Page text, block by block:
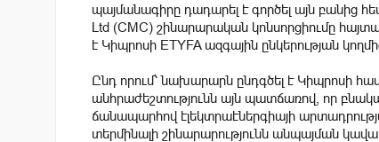
պայմանագիրը դադարել է գործել այն բանից
Ltd (CMC) շինարարական կոնսորցիումը
է Կիպրոսի ETYFA ազգային ընկերության
Ընդ որում՝ նախարարն ընդգծել է Կիպրոսի
անհրաժեշտությունն այն պատճառով, որ
ճանապարհով էլեկտրաէներգիայի
տերմինալի շինարարությունն անպայման